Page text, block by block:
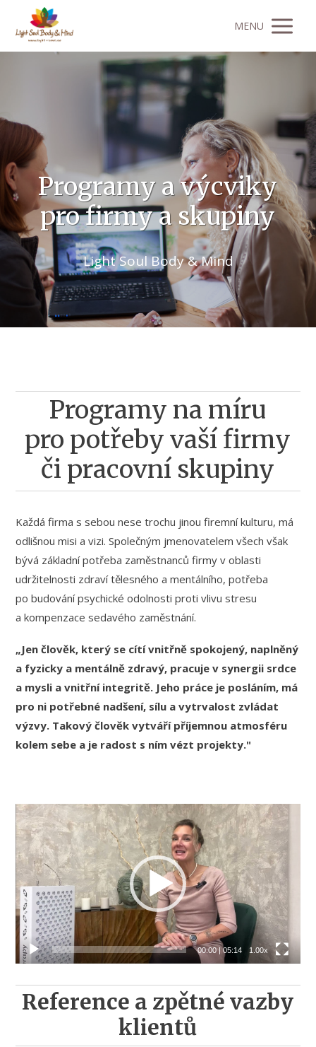
MENU
Programy a výcviky
pro firmy a skupiny
Light Soul Body & Mind
Programy na míru
pro potřeby vaší firmy
či pracovní skupiny
Každá firma s sebou nese trochu jinou firemní kulturu, má
odlišnou misi a vizi. Společným jmenovatelem všech však
bývá základní potřeba zaměstnanců firmy v oblasti
udržitelnosti zdraví tělesného a mentálního, potřeba
po budování psychické odolnosti proti vlivu stresu
a kompenzace sedavého zaměstnání.
„Jen člověk, který se cítí vnitřně spokojený, naplněný
a fyzicky a mentálně zdravý, pracuje v synergii srdce
a mysli a vnitřní integritě. Jeho práce je posláním, má
pro ni potřebné nadšení, sílu a vytrvalost zvládat
výzvy. Takový člověk vytváří příjemnou atmosféru
kolem sebe a je radost s ním vézt projekty."
Video
přehrávač
00:00|05:14 1.00x
Reference a zpětné vazby
klientů